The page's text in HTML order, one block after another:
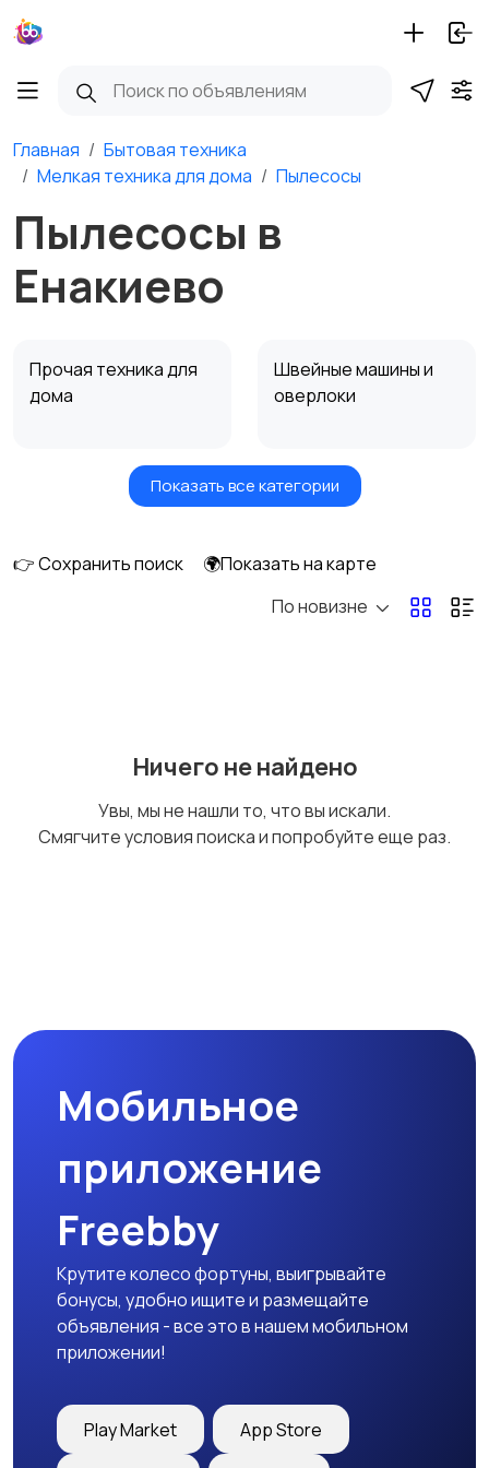
Главная
Бытовая техника
Мелкая техника для дома
Пылесосы
Пылесосы в
Енакиево
Прочая техника для
дома
Швейные машины и
оверлоки
Пылесосы
Показать все категории
👉 Сохранить поиск
🌍Показать на карте
По новизне
Ничего не найдено
Увы, мы не нашли то, что вы искали.
Смягчите условия поиска и попробуйте еще раз.
Мобильное
приложение
Freebby
Крутите колесо фортуны, выигрывайте
бонусы, удобно ищите и размещайте
объявления - все это в нашем мобильном
приложении!
Play Market App Store